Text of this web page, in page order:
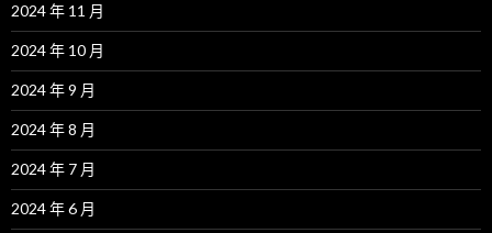
2024 年 11 月
2024 年 10 月
2024 年 9 月
2024 年 8 月
2024 年 7 月
2024 年 6 月